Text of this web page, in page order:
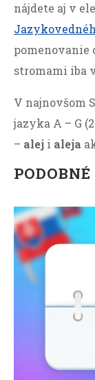
nájdete aj v
pomenovanie
stromami iba
V najnovšom
jazyka A – G
– alej i aleja
PODOBNÉ